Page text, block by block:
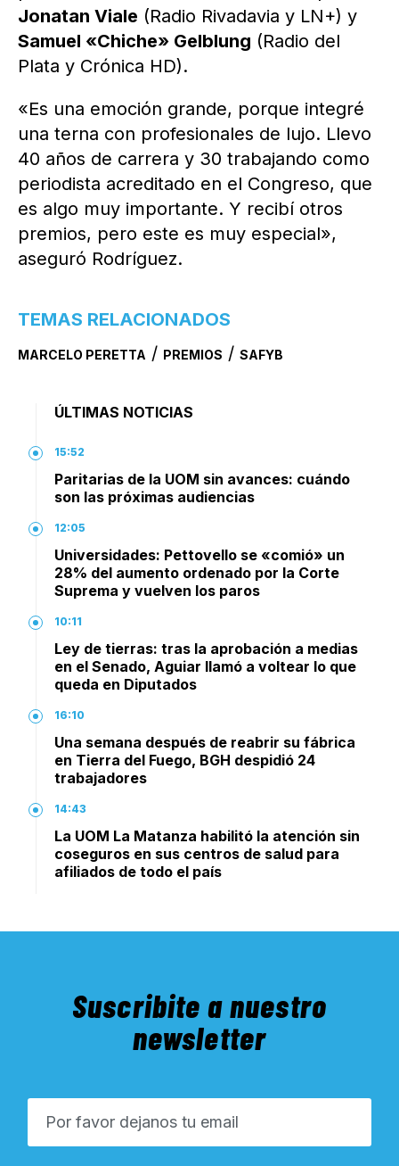
Jonatan Viale (Radio Rivadavia y LN+) y
Samuel «Chiche» Gelblung (Radio del
Plata y Crónica HD).
«Es una emoción grande, porque integré
una terna con profesionales de lujo. Llevo
40 años de carrera y 30 trabajando como
periodista acreditado en el Congreso, que
es algo muy importante. Y recibí otros
premios, pero este es muy especial»,
aseguró Rodríguez.
TEMAS RELACIONADOS
MARCELO PERETTA / PREMIOS / SAFYB
ÚLTIMAS NOTICIAS
15:52
Paritarias de la UOM sin avances: cuándo
son las próximas audiencias
12:05
Universidades: Pettovello se «comió» un
28% del aumento ordenado por la Corte
Suprema y vuelven los paros
10:11
Ley de tierras: tras la aprobación a medias
en el Senado, Aguiar llamó a voltear lo que
queda en Diputados
16:10
Una semana después de reabrir su fábrica
en Tierra del Fuego, BGH despidió 24
trabajadores
14:43
La UOM La Matanza habilitó la atención sin
coseguros en sus centros de salud para
afiliados de todo el país
Suscribite a nuestro
newsletter